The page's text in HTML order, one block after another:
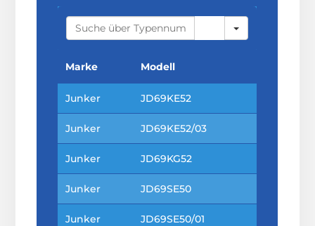
S
A
C
H
Marke Modell
Junker JD69KE52
Junker JD69KE52/03
Junker JD69KG52
Junker JD69SE50
Junker JD69SE50/01